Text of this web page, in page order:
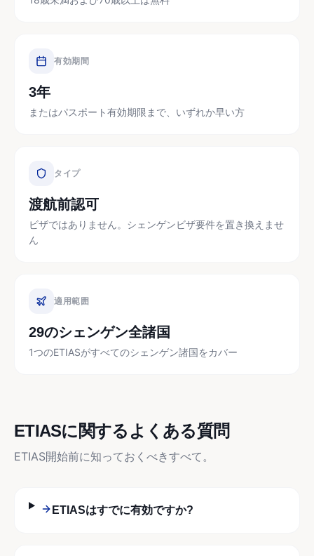
有効期間
3年
またはパスポート有効期限まで、いずれか早い方
タイプ
渡航前認可
ビザではありません。シェンゲンビザ要件を置き換えませ
ん
適用範囲
29のシェンゲン全諸国
1つのETIASがすべてのシェンゲン諸国をカバー
ETIASに関するよくある質問
ETIAS開始前に知っておくべきすべて。
ETIASはすでに有効ですか?